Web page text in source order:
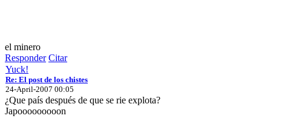
el minero
Responder Citar
Yuck!
Re: El post de los chistes
24-April-2007 00:05
¿Que país después de que se rie explota?
Japooooooooon